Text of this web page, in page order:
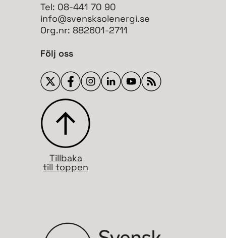
Tel: 08-441 70 90
info@svensksolenergi.se
Org.nr: 882601-2711
Följ oss
Tillbaka
till toppen